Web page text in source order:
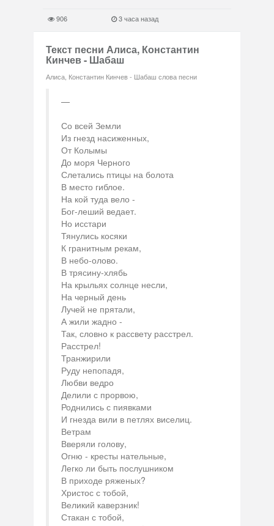
906 3 часа назад
Текст песни Алиса, Константин
Кинчев - Шабаш
Алиса, Константин Кинчев - Шабаш слова песни
Со всей Земли
Из гнезд насиженных,
От Колымы
До моря Черного
Слетались птицы на болота
В место гиблое.
На кой туда вело -
Бог-леший ведает.
Но исстари
Тянулись косяки
К гранитным рекам,
В небо-олово.
В трясину-хлябь
На крыльях солнце несли,
На черный день
Лучей не прятали,
А жили жадно -
Так, словно к рассвету расстрел.
Расстрел!
Транжирили
Руду непопадя,
Любви ведро
Делили с прорвою,
Роднились с пиявками
И гнезда вили в петлях виселиц.
Ветрам
Вверяли голову,
Огню - кресты нательные,
Легко ли быть послушником
В приходе ряженых?
Христос с тобой,
Великий каверзник!
Стакан с тобой,